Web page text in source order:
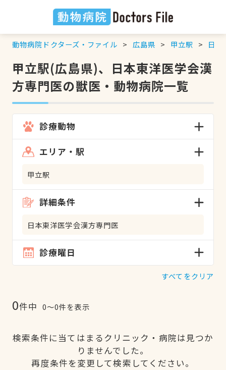
動物病院ドクターズ・ファイル 広島県 甲立駅 日本
甲立駅(広島県)、日本東洋医学会漢
方専門医の獣医・動物病院一覧
診療動物
エリア・駅
甲立駅
詳細条件
日本東洋医学会漢方専門医
診療曜日
すべてをクリア
0件中 0〜0件を表示
検索条件に当てはまるクリニック・病院は見つか
りませんでした。
再度条件を変更して検索してください。